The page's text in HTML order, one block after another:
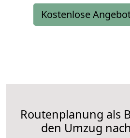
Kostenlose
Routenplanung als
den Umzug